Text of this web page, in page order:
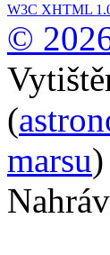
W3C XHTML
©
(
marsu)